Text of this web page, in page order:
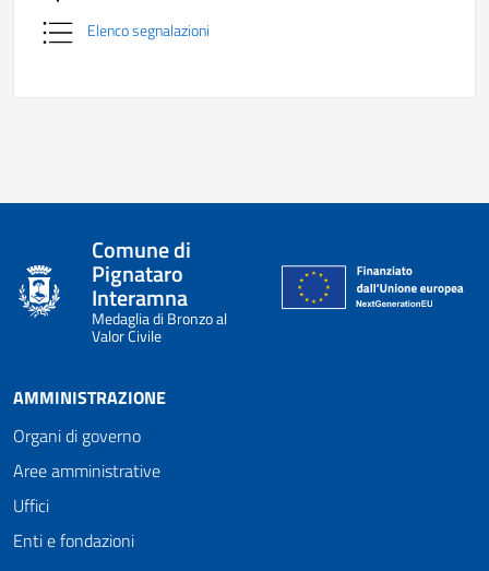
Elenco segnalazioni
Comune di
Pignataro
Interamna
Medaglia di Bronzo al
Valor Civile
AMMINISTRAZIONE
Organi di governo
Aree amministrative
Uffici
Enti e fondazioni